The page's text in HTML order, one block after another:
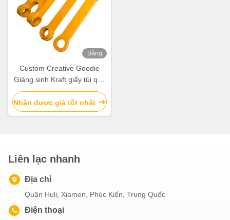
Băng
Custom Creative Goodie
Giáng sinh Kraft giấy túi quà
với logo của riêng bạn cho
Xmas Party trang trí
Nhận được giá tốt nhất
Liên lạc nhanh
Địa chỉ
Quận Huli, Xiamen, Phúc Kiến, Trung Quốc
Điện thoại